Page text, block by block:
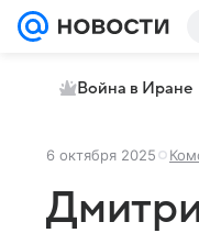
Война в Иране
6 октября 2025